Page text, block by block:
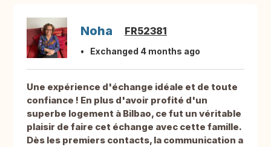
Noha FR52381
Exchanged 4 months ago
Une expérience d'échange idéale et de toute
confiance ! En plus d'avoir profité d'un
superbe logement à Bilbao, ce fut un véritable
plaisir de faire cet échange avec cette famille.
Dès les premiers contacts, la communication a